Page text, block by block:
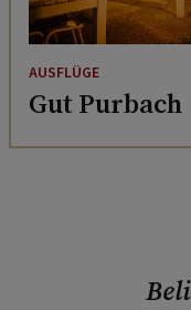
AUSFLÜGE
Gut Purbach